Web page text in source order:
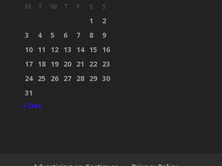
M T W T F S
S
1
2
3
4 5 6 7 8
9
10 11 12 13 14 15
16
17 18 19 20 21 22 23
24 25 26 27 28 29 30
31
« Dec